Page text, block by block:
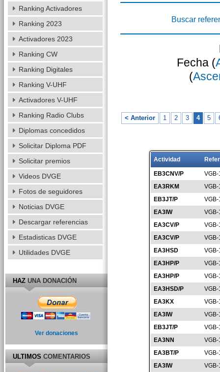
Buscar
Fecha (
(
< Anterior 1 2 3 4 5
Actividad
EB3CNV/P
VGB-
EA3RKM
VGB-
EB3JT/P
VGB-
EA3IW
VGB-
EA3CV/P
VGB-
EA3CV/P
VGB-
EA3HSD
VGB-
EA3HP/P
VGB-
EA3HP/P
VGB-
EA3HSD/P
EA3KX
EA3IW
EB3JT/P
EA3NN
EA3BT/P
EA3IW
Ranking Activadores
Ranking 2023
Activadores 2023
Ranking CW
Ranking Digitales
Ranking V-UHF
Activadores V-UHF
Ranking Radio Clubs
Diplomas concedidos
Solicitar Diploma PDF
Solicitar premios
Videos DVGE
Fotos de seguidores
Noticias DVGE
Descargar referencias
Estadisticas DVGE
Utilidades DVGE
HAZUNA DONACIÓN
Ver donaciones
ULTIMOSCOMENTARIOS